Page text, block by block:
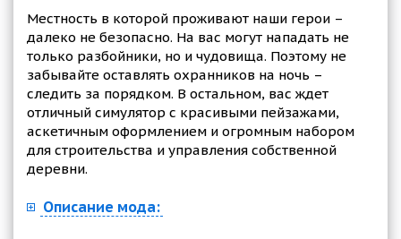
Местность в которой проживают наши герои –
далеко не безопасно. На вас могут нападать не
только разбойники, но и чудовища. Поэтому не
забывайте оставлять охранников на ночь –
следить за порядком. В остальном, вас ждет
отличный симулятор с красивыми пейзажами,
аскетичным оформлением и огромным набором
для строительства и управления собственной
деревни.
Описание мода: